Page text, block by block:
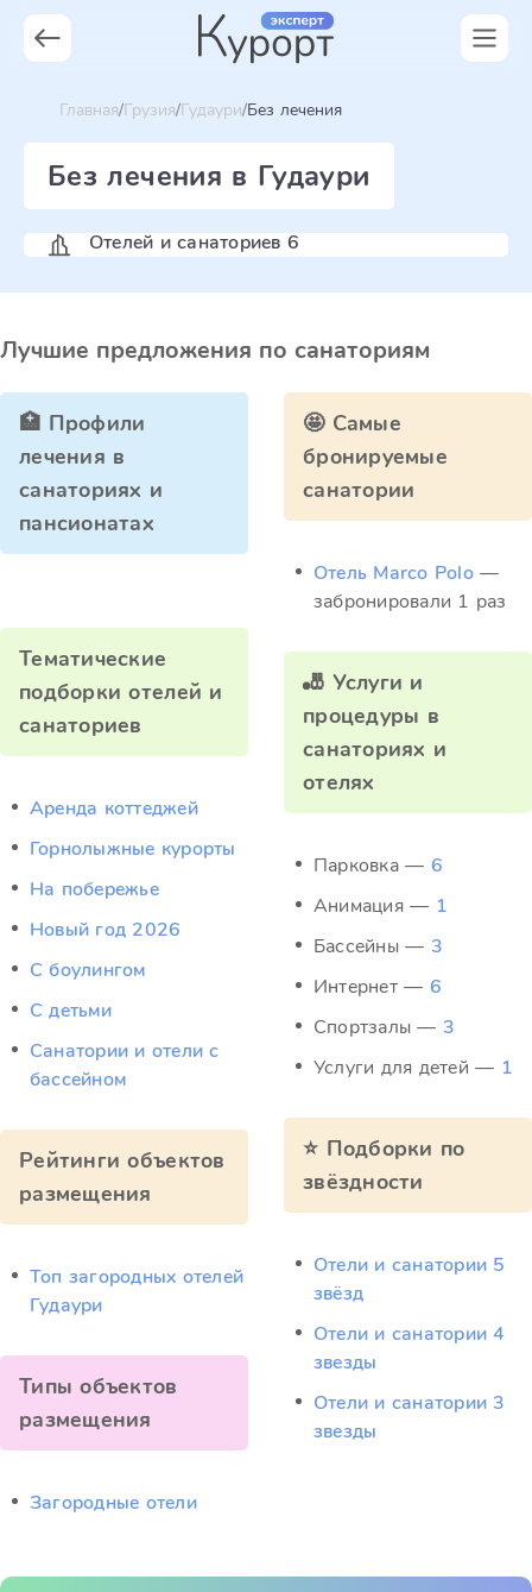
Главная Грузия Гудаури Без лечения
Без лечения в Гудаури
Отелей и санаториев 6
Лучшие предложения по санаториям
🏥 Профили
лечения в
санаториях и
пансионатах
Тематические
подборки отелей и
санаториев
Аренда коттеджей
Горнолыжные курорты
На побережье
Новый год 2026
С боулингом
С детьми
Санатории и отели с
бассейном
Рейтинги объектов
размещения
Топ загородных отелей
Гудаури
Типы объектов
размещения
Загородные отели
🤩 Самые
бронируемые
санатории
Отель Marco Polo —
забронировали 1 раз
🎳 Услуги и
процедуры в
санаториях и
отелях
Парковка — 6
Анимация — 1
Бассейны — 3
Интернет — 6
Спортзалы — 3
Услуги для детей — 1
⭐ Подборки по
звёздности
Отели и санатории 5
звёзд
Отели и санатории 4
звезды
Отели и санатории 3
звезды